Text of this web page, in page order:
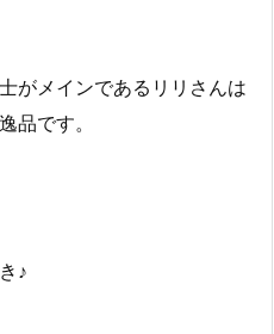
がメインであるリリさんは
品です。
♪